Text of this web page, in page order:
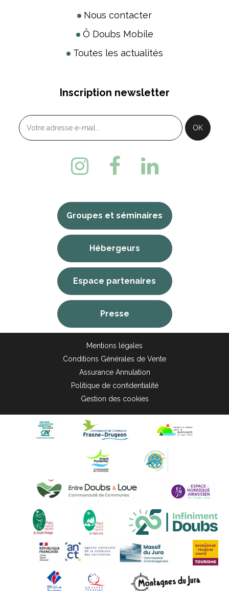
Nous contacter
Ô Doubs Mobile
Toutes les actualités
Inscription newsletter
Groupes et séminaires
Hébergeurs
Espace partenaires
Presse
Mentions légales
Conditions Générales de Vente
Assurance Annulation
Politique de confidentialité
Gestion des cookies